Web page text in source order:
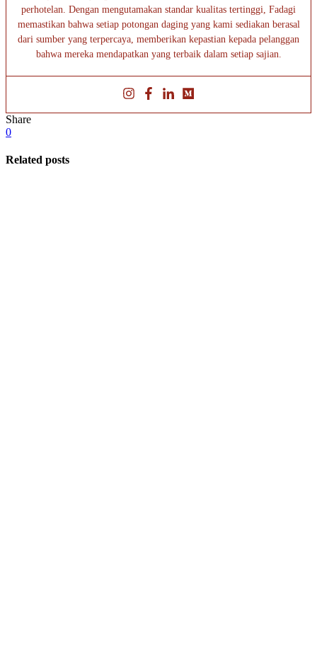
perhotelan. Dengan mengutamakan standar kualitas tertinggi, Fadagi
memastikan bahwa setiap potongan daging yang kami sediakan berasal
dari sumber yang terpercaya, memberikan kepastian kepada pelanggan
bahwa mereka mendapatkan yang terbaik dalam setiap sajian.
Share
0
Related posts